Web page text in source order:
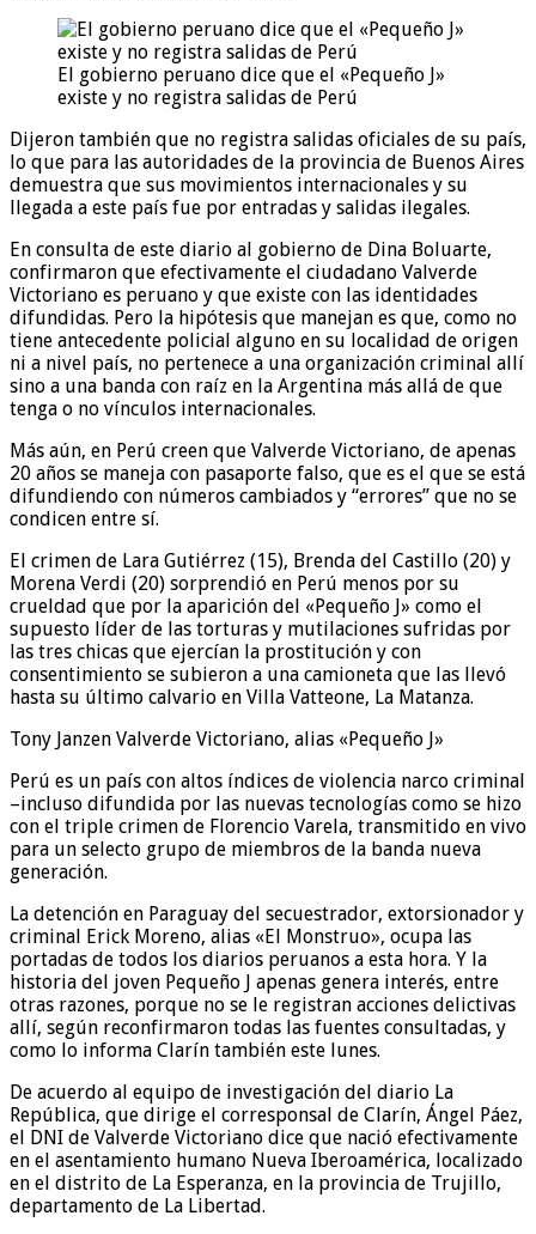
El gobierno peruano dice que el «Pequeño J»
existe y no registra salidas de Perú
Dijeron también que no registra salidas oficiales de su país,
lo que para las autoridades de la provincia de Buenos Aires
demuestra que sus movimientos internacionales y su
llegada a este país fue por entradas y salidas ilegales.
En consulta de este diario al gobierno de Dina Boluarte,
confirmaron que efectivamente el ciudadano Valverde
Victoriano es peruano y que existe con las identidades
difundidas. Pero la hipótesis que manejan es que, como no
tiene antecedente policial alguno en su localidad de origen
ni a nivel país, no pertenece a una organización criminal allí
sino a una banda con raíz en la Argentina más allá de que
tenga o no vínculos internacionales.
Más aún, en Perú creen que Valverde Victoriano, de apenas
20 años se maneja con pasaporte falso, que es el que se está
difundiendo con números cambiados y “errores” que no se
condicen entre sí.
El crimen de Lara Gutiérrez (15), Brenda del Castillo (20) y
Morena Verdi (20) sorprendió en Perú menos por su
crueldad que por la aparición del «Pequeño J» como el
supuesto líder de las torturas y mutilaciones sufridas por
las tres chicas que ejercían la prostitución y con
consentimiento se subieron a una camioneta que las llevó
hasta su último calvario en Villa Vatteone, La Matanza.
Tony Janzen Valverde Victoriano, alias «Pequeño J»
Perú es un país con altos índices de violencia narco criminal
–incluso difundida por las nuevas tecnologías como se hizo
con el triple crimen de Florencio Varela, transmitido en vivo
para un selecto grupo de miembros de la banda nueva
generación.
La detención en Paraguay del secuestrador, extorsionador y
criminal Erick Moreno, alias «El Monstruo», ocupa las
portadas de todos los diarios peruanos a esta hora. Y la
historia del joven Pequeño J apenas genera interés, entre
otras razones, porque no se le registran acciones delictivas
allí, según reconfirmaron todas las fuentes consultadas, y
como lo informa Clarín también este lunes.
De acuerdo al equipo de investigación del diario La
República, que dirige el corresponsal de Clarín, Ángel Páez,
el DNI de Valverde Victoriano dice que nació efectivamente
en el asentamiento humano Nueva Iberoamérica, localizado
en el distrito de La Esperanza, en la provincia de Trujillo,
departamento de La Libertad.